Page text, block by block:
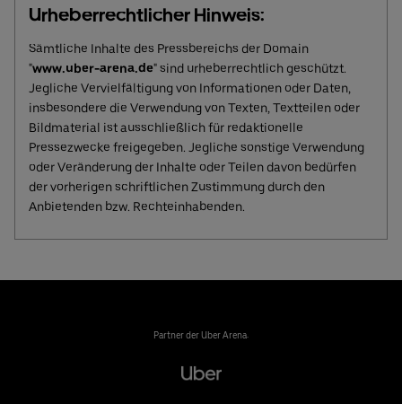
Urheberrechtlicher Hinweis:
Sämtliche Inhalte des Pressbereichs der Domain
"www.uber-arena.de" sind urheberrechtlich geschützt.
Jegliche Vervielfältigung von Informationen oder Daten,
insbesondere die Verwendung von Texten, Textteilen oder
Bildmaterial ist ausschließlich für redaktionelle
Pressezwecke freigegeben. Jegliche sonstige Verwendung
oder Veränderung der Inhalte oder Teilen davon bedürfen
der vorherigen schriftlichen Zustimmung durch den
Anbietenden bzw. Rechteinhabenden.
Partner der Uber Arena: